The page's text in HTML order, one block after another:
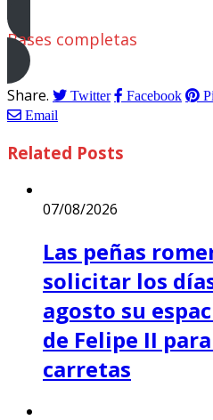
Bases completas
Share. Twitter Facebook
Email
Related Posts
07/08/2026
Las peñas
solicitar los
agosto su
de Felipe II
carretas